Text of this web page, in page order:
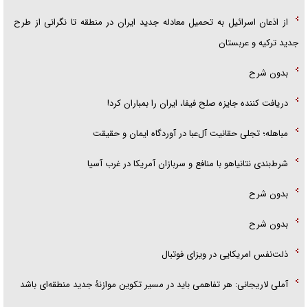
از اذعان اسرائیل به تحمیل معادله جدید ایران در منطقه تا نگرانی از طرح
جدید ترکیه و عربستان
بدون شرح
دریافت کننده جایزه صلح فیفا، ایران را بمباران کرد!
مباهله؛ تجلی حقانیت آل‌عبا در آوردگاه ایمان و حقیقت
شرط‌بندی نتانیاهو با منافع و سربازان آمریکا در غرب آسیا
بدون شرح
بدون شرح
ذلت‌نفس امریکایی در ویزای فوتبال
آملی لاریجانی: هر تفاهمی باید در مسیر تکوین موازنۀ جدید منطقه‌ای باشد